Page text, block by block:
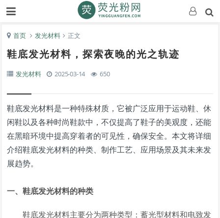
首页 发光材料 正文
鞋底发光材料，探索夜晚的光之轨迹
发光材料 2025-03-14 650
鞋底发光材料是一种特殊材质，它被广泛应用于运动鞋、休
闲鞋以及各种时尚鞋款中，不仅提高了鞋子的美观度，还能
在黑暗环境中提高穿着者的可见性，确保安全。本文将详细
介绍鞋底发光材料的种类、制作工艺、应用场景及其未来发
展趋势。
一、鞋底发光材料的种类
鞋底发光材料主要分为两种类型：蓄光型材料和电致发